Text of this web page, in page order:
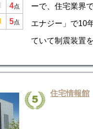
4点
5点
ーで、住宅業界
エナジー」で10
ていて制震装置
住宅情報館